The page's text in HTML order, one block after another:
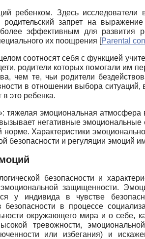
ребенком. Здесь исследователи
запрет на
эффективным для развития
их поощрения [Parental
соотносят себя с функцией
родители которых помогали им
чем те, чьи родители
в отношении выбора
это ребенка.
эмоциональная атмосфера
негативные эмоциональные
норме. Характеристики
и регуляции эмоций
безопасности и
защищенности.
у индивида в чувстве
в процессе
окружающего мира и о себе,
тревожности,
или избегания) и